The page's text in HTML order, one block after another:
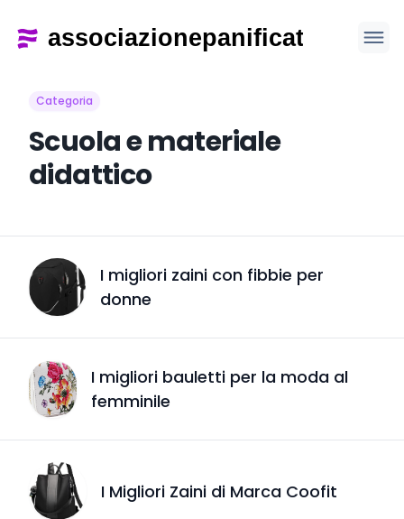
Categoria
Scuola e materiale
didattico
I migliori zaini con fibbie per
donne
I migliori bauletti per la moda al
femminile
I Migliori Zaini di Marca Coofit